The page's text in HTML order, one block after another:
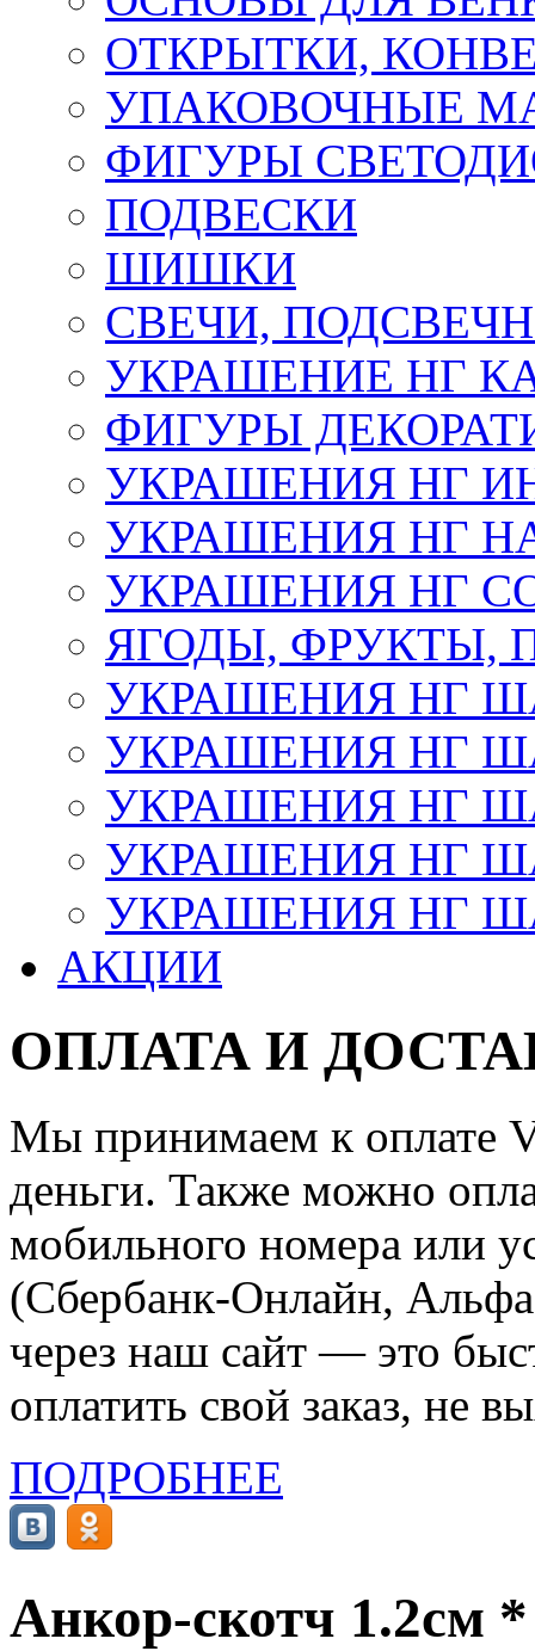
ОТКРЫТКИ,
УПАКОВОЧНЫЕ
ФИГУРЫ
ПОДВЕСКИ
ШИШКИ
СВЕЧИ,
УКРАШЕНИЕ НГ
ФИГУРЫ
УКРАШЕНИЯ НГ
УКРАШЕНИЯ НГ
УКРАШЕНИЯ НГ
ЯГОДЫ, ФРУКТЫ,
УКРАШЕНИЯ НГ
УКРАШЕНИЯ НГ
УКРАШЕНИЯ НГ
УКРАШЕНИЯ НГ
УКРАШЕНИЯ НГ
АКЦИИ
ОПЛАТА И
Мы принимаем к оплате
деньги. Также можно
мобильного номера или
(Сбербанк-Онлайн,
через наш сайт — это
оплатить свой заказ, не
ПОДРОБНЕЕ
Анкор-скотч 1.2см